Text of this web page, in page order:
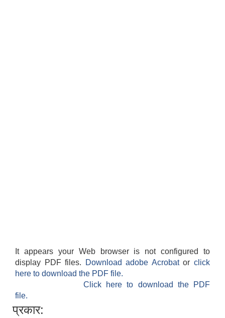
It appears your Web browser is not configured to
display PDF files.
Download adobe Acrobatorclick
here to download the PDF file.
Click here to download the PDF
file.
प्रकार: